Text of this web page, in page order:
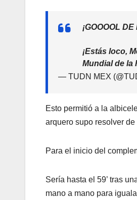
¡GOOOOL
¡Estás loco,
Mundial de la
— TUDN MEX
Esto permitió a la
arquero supo resolver de
Para el inicio del
Sería hasta el 59’ tras
mano a mano para